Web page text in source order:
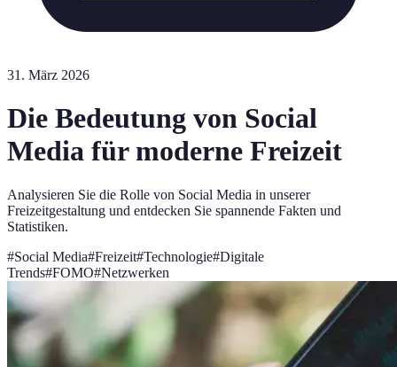
31. März 2026
Die Bedeutung von Social
Media für moderne Freizeit
Analysieren Sie die Rolle von Social Media in unserer
Freizeitgestaltung und entdecken Sie spannende Fakten und
Statistiken.
#Social Media#Freizeit#Technologie#Digitale
Trends#FOMO#Netzwerken